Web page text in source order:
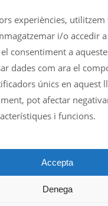
experiències, utilitzem
i/o accedir
consentiment a
dades com ara el
únics en aquest
pot afectar
i funcions.
Accepta
Denega